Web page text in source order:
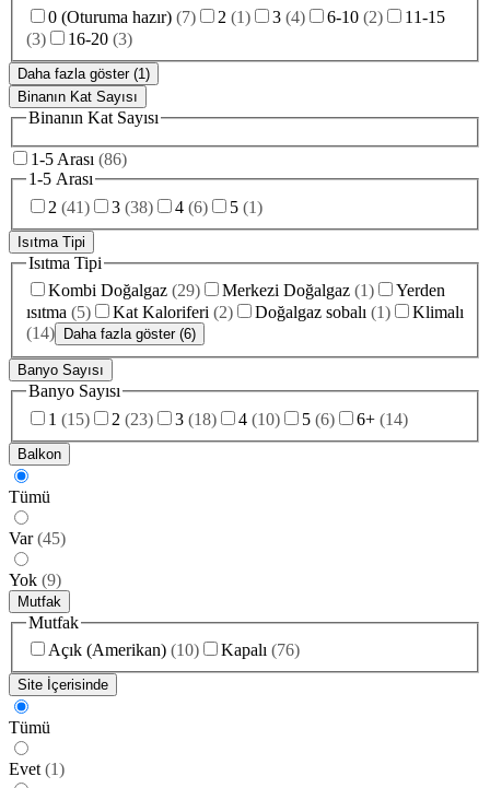
0 (Oturuma hazır) (7) 2 (1) 3 (4) 6-10 (2)
11-15
(3) 16-20 (3)
Daha fazla göster (1)
Binanın Kat Sayısı
Binanın Kat Sayısı
1-5 Arası (86)
1-5 Arası
2 (41) 3 (38) 4 (6) 5 (1)
Isıtma Tipi
Isıtma Tipi
Kombi Doğalgaz (29) Merkezi Doğalgaz (1)
Yerden
ısıtma (5) Kat Kaloriferi (2) Doğalgaz sobalı (1)
Klimalı
(14) Daha fazla göster (6)
Banyo Sayısı
Banyo Sayısı
1 (15) 2 (23) 3 (18) 4 (10) 5 (6) 6+ (14)
Balkon
Tümü
Var (45)
Yok (9)
Mutfak
Mutfak
Açık (Amerikan) (10) Kapalı (76)
Site İçerisinde
Tümü
Evet (1)